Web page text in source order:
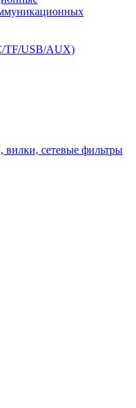
TF/USB/AUX)
вилки, сетевые фильтры